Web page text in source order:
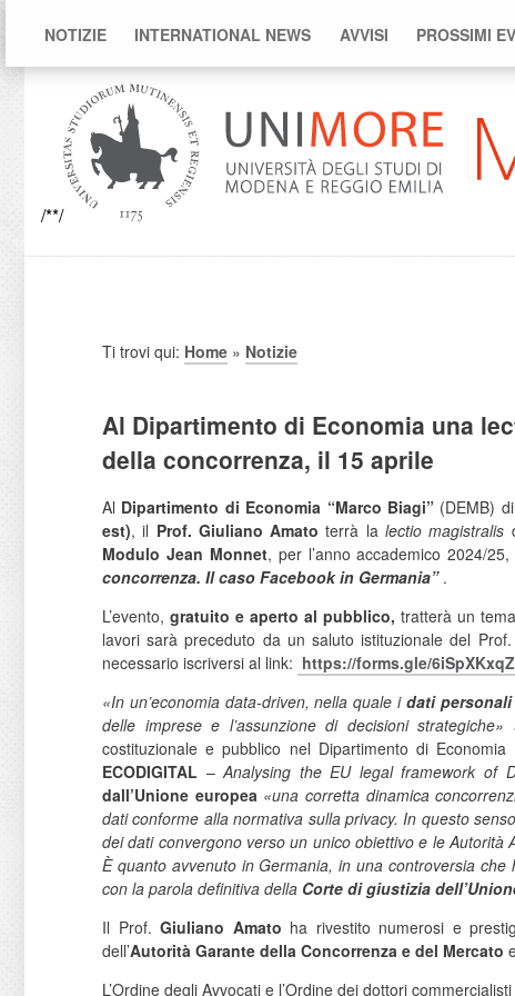
NOTIZIE INTERNATIONAL NEWS AVVISI PROSSIMI
/**/
Ti trovi qui: Home » Notizie
Al Dipartimento di Economia una
della concorrenza, il 15 aprile
Al Dipartimento di Economia “Marco Biagi” (DEMB)
est), il Prof. Giuliano Amato terrà lalectio magistralis
Modulo Jean Monnet, per l’anno accademico 2024/
concorrenza. Il caso Facebook in Germania” .
L’evento, gratuito e aperto al pubblico, tratterà un
lavori sarà preceduto da un saluto istituzionale del
necessario iscriversi al link: https://forms.gle/
«In un’economia data-driven, nella quale i dati personali
delle imprese e l’assunzione di decisioni strategiche»
costituzionale e pubblico nel Dipartimento di
ECODIGITAL –Analysing the EU legal framework of
dall’Unione europea «una corretta dinamica
dati conforme alla normativa sulla privacy. In questo
dei dati convergono verso un unico obiettivo e le
È quanto avvenuto in Germania, in una controversia
con la parola definitiva della Corte di giustizia
Il Prof.Giuliano Amato ha rivestito numerosi e
dell’Autorità Garante della Concorrenza e del Mercato
L’Ordine degli Avvocati e l’Ordine dei dottori